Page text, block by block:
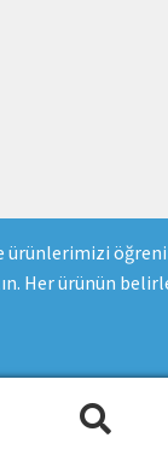
ürünlerimizi
Her ürünün